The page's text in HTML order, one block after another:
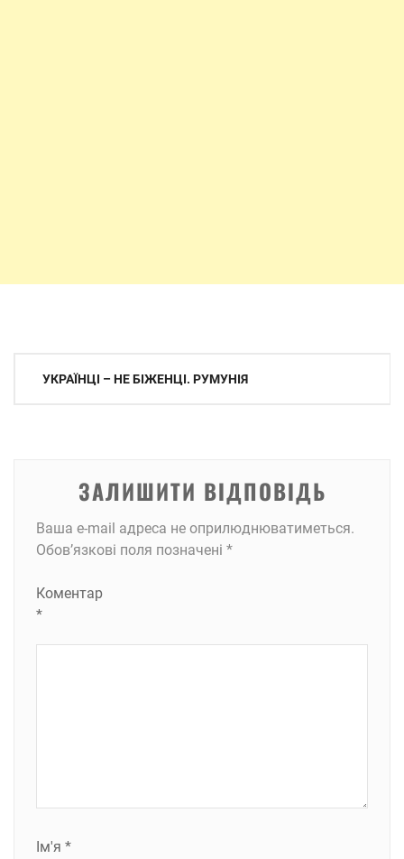
Навігація
УКРАЇНЦІ – НЕ БІЖЕНЦІ. РУМУНІЯ
ЗАЛИШИТИ ВІДПОВІДЬ
Ваша e-mail адреса не оприлюднюватиметься.
Обов’язкові поля позначені *
Коментар
*
Ім'я *